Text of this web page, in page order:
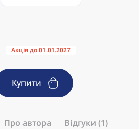
Акція до 01.01.2027
Купити
Про автора Відгуки (1)